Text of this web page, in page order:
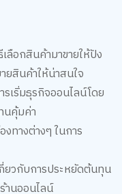
อกสินค้ามาขายให้ปัง
เริ่มธุรกิจออนไลน์โดย
นคุ้มค่า
งทางต่างๆ ในการ
วกับการประหยัดต้นทุน
นออนไลน์
ออนไลน์